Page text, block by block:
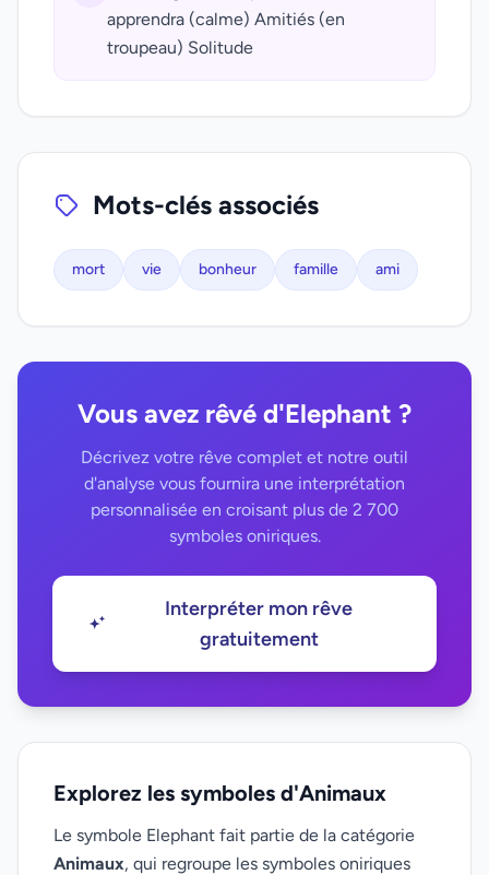
apprendra (calme) Amitiés (en
troupeau) Solitude
Mots-clés associés
mort vie bonheur famille ami
Vous avez rêvé d'Elephant ?
Décrivez votre rêve complet et notre outil
d'analyse vous fournira une interprétation
personnalisée en croisant plus de 2 700
symboles oniriques.
Interpréter mon rêve
gratuitement
Explorez les symboles d'Animaux
Le symbole Elephant fait partie de la catégorie
Animaux, qui regroupe les symboles oniriques